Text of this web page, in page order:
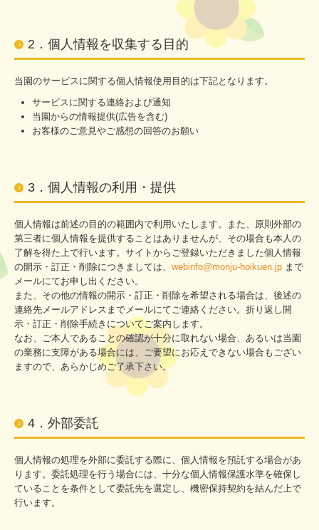
決算報告
苦情処理体制
規程
お問合せ
2．個人情報を収集する目的
当園のサービスに関する個人情報使用目的は下記となります。
サービスに関する連絡および通知
当園からの情報提供(広告を含む)
お客様のご意見やご感想の回答のお願い
3．個人情報の利用・提供
個人情報は前述の目的の範囲内で利用いたします。また、原則外部の
第三者に個人情報を提供することはありませんが、その場合も本人の
了解を得た上で行います。サイトからご登録いただきました個人情報
の開示・訂正・削除につきましては、 webinfo@monju-hoikuen.jp まで
メールにてお申し出ください。
また、その他の情報の開示・訂正・削除を希望される場合は、後述の
連絡先メールアドレスまでメールにてご連絡ください。折り返し開
示・訂正・削除手続きについてご案内します。
なお、ご本人であることの確認が十分に取れない場合、あるいは当園
の業務に支障がある場合には、ご要望にお応えできない場合もござい
ますので、あらかじめご了承下さい。
4．外部委託
個人情報の処理を外部に委託する際に、個人情報を預託する場合があ
ります。委託処理を行う場合には、十分な個人情報保護水準を確保し
ていることを条件として委託先を選定し、機密保持契約を結んだ上で
行います。